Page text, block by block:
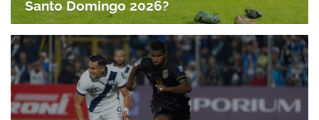
Santo Domingo 2026?